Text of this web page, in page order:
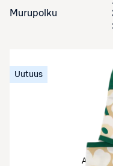
Murupolku
Avaa
Uutuus